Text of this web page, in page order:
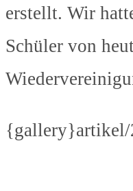
erstellt. Wir
Schüler von
{gallery}artikel/